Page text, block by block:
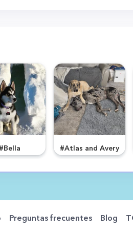
#Bella #Atlas and Avery
Preguntas frecuentes Blog